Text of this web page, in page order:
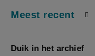
Meest recent
Duik in het archief